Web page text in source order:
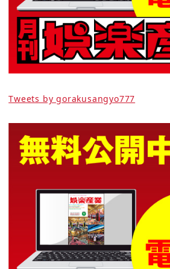
Tweets by gorakusangyo777